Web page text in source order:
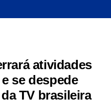
atividades
se despede
TV brasileira